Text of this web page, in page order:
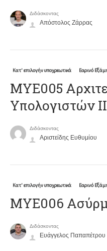
Διδάσκοντας
Απόστολος Ζάρρας
Κατ' επιλογήν υποχρεωτικά Εαρινό
ΜΥΕ005
Υπολογιστών ΙΙ
Διδάσκοντας
Αριστείδης Ευθυμίου
Κατ' επιλογήν υποχρεωτικά Εαρινό
ΜΥΕ006
Διδάσκοντας
Ευάγγελος Παπαπέτρου